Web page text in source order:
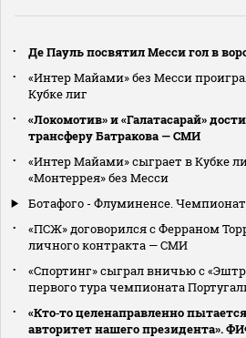
Де Пауль посвятил Месси гол в
«Интер Майами» без Месси
Кубке лиг
«Локомотив» и «Галатасарай»
трансферу Батракова — СМИ
«Интер Майами» сыграет в Кубке
«Монтеррея» без Месси
Ботафого - Флуминенсе.
«ПСЖ» договорился с Ферраном
личного контракта — СМИ
«Спортинг» сыграл вничью с
первого тура чемпионата
«Кто‑то целенаправленно
авторитет нашего президента».